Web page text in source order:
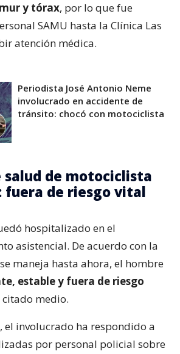
y tórax, por lo que fue
SAMU hasta la Clínica Las
atención médica.
Periodista José Antonio Neme
involucrado en accidente de
tránsito: chocó con motociclista
salud de motociclista
fuera de riesgo vital
hospitalizado en el
asistencial. De acuerdo con la
maneja hasta ahora, el hombre
estable y fuera de riesgo
citado medio.
el involucrado ha respondido a
por personal policial sobre